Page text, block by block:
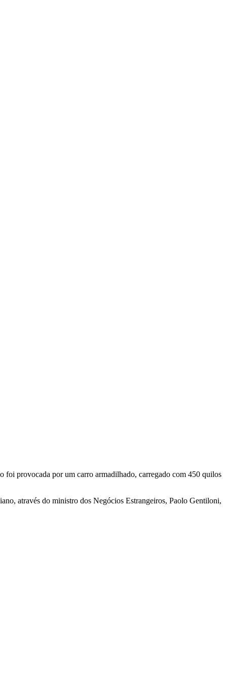
foi provocada por um carro armadilhado, carregado com 450 quilos
através do ministro dos Negócios Estrangeiros, Paolo Gentiloni,